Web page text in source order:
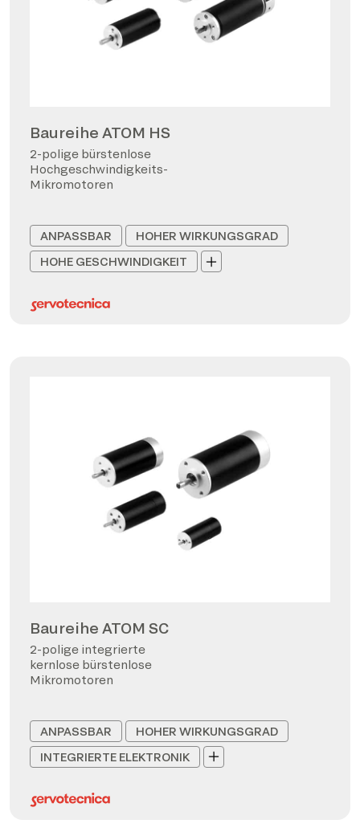
Baureihe ATOM HS
2-polige bürstenlose
Hochgeschwindigkeits-
Mikromotoren
ANPASSBAR
HOHER WIRKUNGSGRAD
HOHE GESCHWINDIGKEIT
Baureihe ATOM SC
2-polige integrierte
kernlose bürstenlose
Mikromotoren
ANPASSBAR
HOHER WIRKUNGSGRAD
INTEGRIERTE ELEKTRONIK